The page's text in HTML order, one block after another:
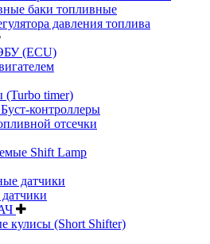
баки топливные
давления топлива
(ECU)
(Turbo timer)
контроллеры
отсечки
Shift Lamp
датчики
кулисы (Short Shifter)